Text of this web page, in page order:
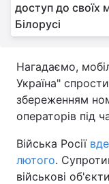
доступ до своїх
Білорусі
Нагадаємо,
Україна"
збереженням
операторів під
Війська Росії
лютого.
військові